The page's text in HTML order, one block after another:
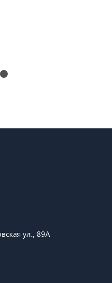
ул., 89А